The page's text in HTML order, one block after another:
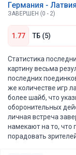
Германия - Латвия
ЗАВЕРШЕН (0 - 2)
1.77 ТБ (5)
Статистика
картину весьма
последних
же количестве игр
более шайб, что
оборонительных
личная встреча
намекают на то,
порадовать